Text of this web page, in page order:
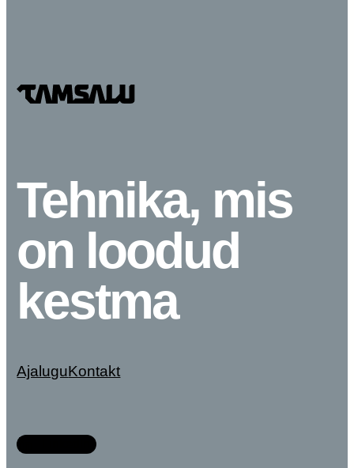
Tehnika, mis
on loodud
kestma
AjaluguKontakt